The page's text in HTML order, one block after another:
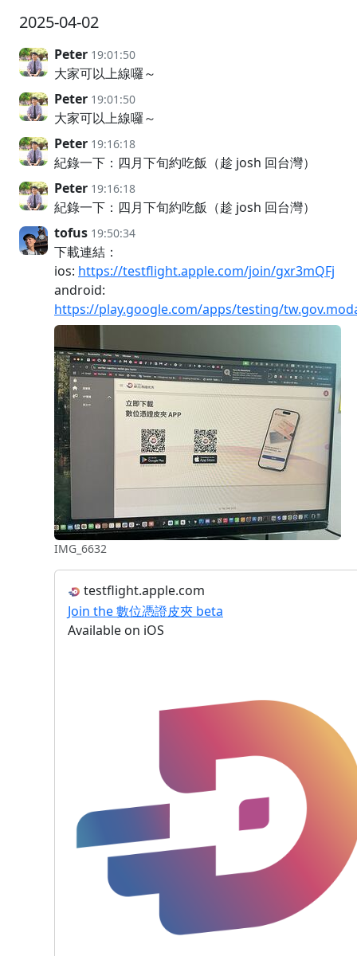
2025-04-02
Peter 19:01:50
大家可以上線囉～
Peter 19:01:50
大家可以上線囉～
Peter 19:16:18
紀錄一下：四月下旬約吃飯（趁 josh 回台灣）
Peter 19:16:18
紀錄一下：四月下旬約吃飯（趁 josh 回台灣）
tofus 19:50:34
下載連結：
ios: https://testflight.apple.com/join/gxr3mQFj
android:
https://play.google.com/apps/testing/
IMG_6632
testflight.apple.com
Join the 數位憑證皮夾 beta
Available on iOS